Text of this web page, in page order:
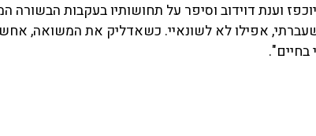
וענת דוידוב וסיפר על תחושותיו בעקבות
אפילו לא לשונאיי. כשאדליק את המשואה,